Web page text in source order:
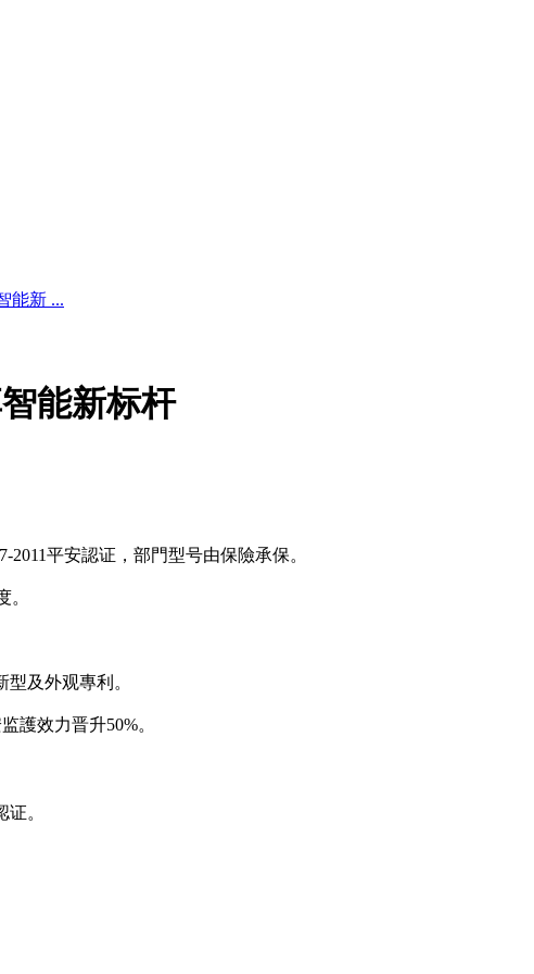
能新 ...
能新标杆
平安認证，部門型号由保險承保。
。
及外观專利。
護效力晋升50%。
。